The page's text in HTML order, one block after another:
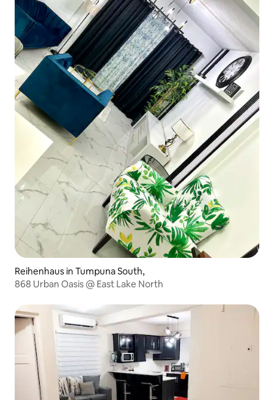
Reihenhaus in Tumpuna South,
868 Urban Oasis @ East Lake North